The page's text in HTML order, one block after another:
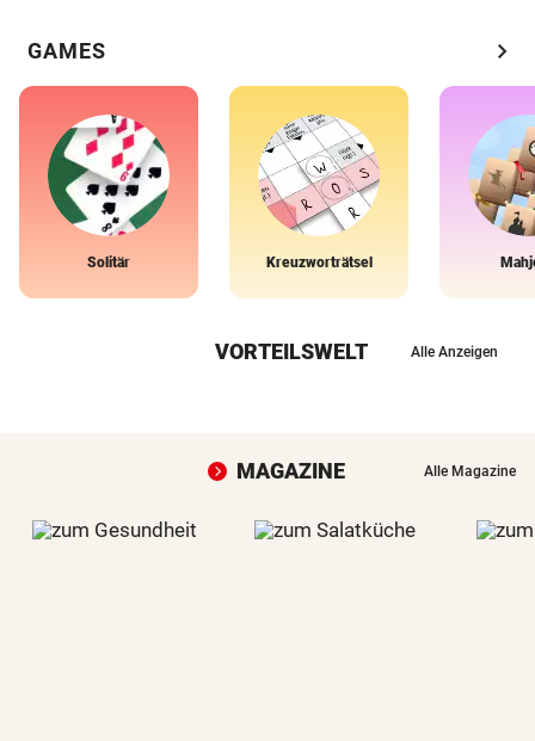
GAMES chevron_right
Solitär Kreuzworträtsel
VORTEILSWELT Alle Anzeigen
MAGAZINE Alle Magazine